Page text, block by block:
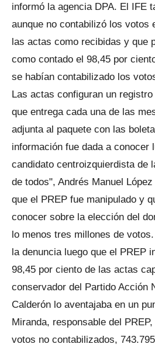
informó la agencia DPA. El IFE
aunque no contabilizó los votos
las actas como recibidas y que
como contado el 98,45 por
se habían contabilizado los
Las actas configuran un
que entrega cada una de las
adjunta al paquete con las
información fue dada a conocer
candidato centroizquierdista de
de todos", Andrés Manuel
que el PREP fue manipulado y
conocer sobre la elección del
lo menos tres millones de
la denuncia luego que el PREP
98,45 por ciento de las actas
conservador del Partido Acción
Calderón lo aventajaba en un
Miranda, responsable del
votos no contabilizados,